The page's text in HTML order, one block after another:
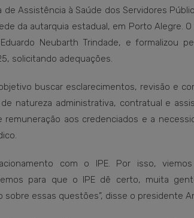
Assistência à Saúde dos Servidores
da autarquia estadual, em Porto
Neubarth Trindade, e formalizou
solicitando adequações.
buscar esclarecimentos, revisão e
natureza administrativa, contratual e
remuneração aos credenciados e a
com o IPE. Por isso,
para que o IPE dê certo, muita
sobre essas questões”, disse o presidente